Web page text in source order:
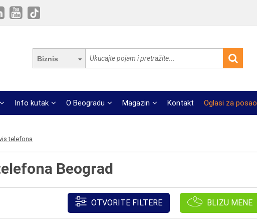
Biznis
Info kutak O Beogradu Magazin Kontakt Oglasi za posao
telefona
Beograd
OTVORITE FILTERE BLIZU MENE